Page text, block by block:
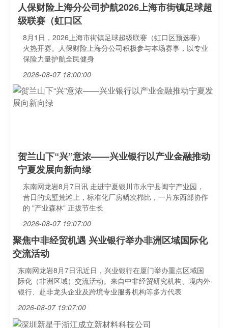
人保财险上海分公司护航2026上海市街镇足球超
级联赛（虹口区
8月1日，2026上海市街镇足球超级联赛（虹口区预选赛）
火热开赛。人保财险上海分公司积极参与本场赛事，以专业
保险力量护航全民健身
2026-08-07 18:00:00
贺兰山下“兴”意浓——兴业银行以产业金融推动
宁夏发展向新向绿
东南网龙岩8月7日讯 走进宁夏银川市永宁县闽宁产业园，
昔日的戈壁荒滩上，标准化厂房鳞次栉比，一片东西部协作
的 "产业森林" 正拔节生长
2026-08-07 19:07:00
聚焦中非经贸机遇 兴业银行举办非洲区域国际化
交流活动
东南网龙岩8月7日讯近日，兴业银行在厦门举办重点区域国
际化（非洲区域）交流活动。来自中非经贸研究机构、境内外
银行、赴非龙头企业及跨境专业服务机构等多方代表
2026-08-07 19:07:00